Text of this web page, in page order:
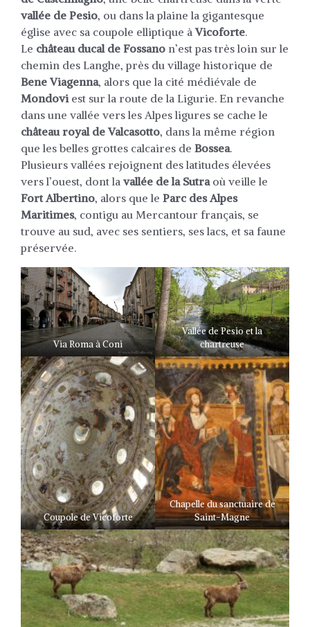
vallée de Pesio, ou dans la plaine la gigantesque
église avec sa coupole elliptique à Vicoforte.
Le château ducal de Fossano n’est pas très loin sur le
chemin des Langhe, près du village historique de
Bene Viagenna, alors que la cité médiévale de
Mondovi est sur la route de la Ligurie. En revanche
dans une vallée vers les Alpes ligures se cache le
château royal de Valcasotto, dans la même région
que les belles grottes calcaires de Bossea.
Plusieurs vallées rejoignent des latitudes élevées
vers l’ouest, dont la vallée de la Sutraoù veille le
Fort Albertino, alors que le Parc des Alpes
Maritimes, contigu au Mercantour français, se
trouve au sud, avec ses sentiers, ses lacs, et sa faune
préservée.
Via Roma à Coni
Vallée de Pesio et la
chartreuse
Coupole de Vicoforte
Chapelle du sanctuaire de
Saint-Magne